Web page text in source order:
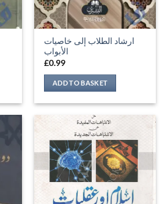
ارشاد الطلاب إلى خاصيات
الأبواب
£0.99
ADD TO BASKET